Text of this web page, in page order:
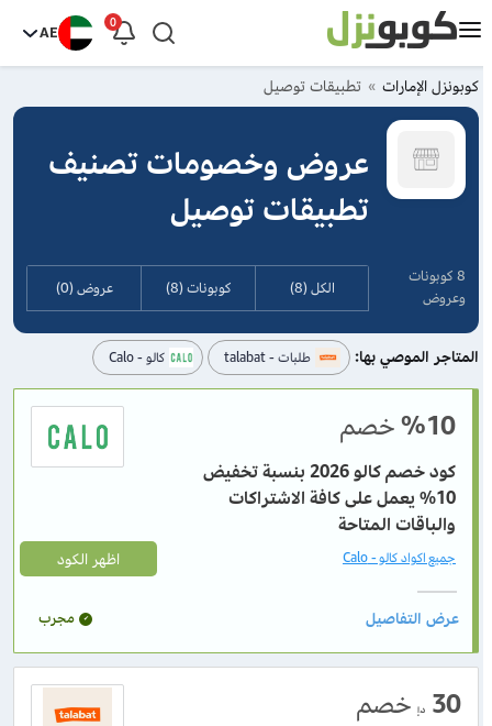
0
AE
كوبونزل الإمارات تطبيقات توصيل
عروض وخصومات تصنيف
تطبيقات توصيل
8 كوبونات
وعروض
الكل (8) كوبونات (8) عروض (0)
المتاجر الموصي بها: طلبات - talabat كالو - Calo
%10خصم
كود خصم كالو 2026 بنسبة تخفيض
10% يعمل على كافة الاشتراكات
والباقات المتاحة
اظهر الكود جميع اكواد كالو - Calo
مجرب
30 د.إ خصم